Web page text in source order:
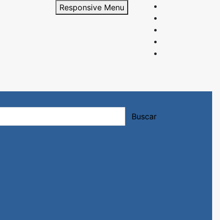
Responsive Menu
y entrenamiento.
Buscar